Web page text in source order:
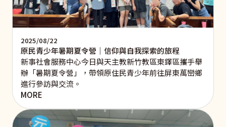
2025/08/22
原民青少年暑期夏令營｜信仰與自我探索的旅程
新事社會服務中心今日與天主教新竹教區東鐸區攜手舉
辦「暑期夏令營」，帶領原住民青少年前往屏東萬巒鄉
進行參訪與交流。
MORE